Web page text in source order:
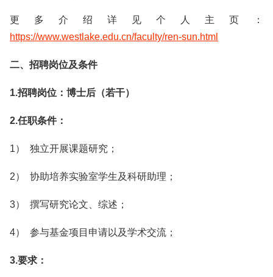
更多介绍详见个人主页：
https://www.westlake.edu.cn/faculty/ren-sun.html
二、招聘岗位及条件
1.招聘岗位：博士后（若干）
2.任职条件：
1） 独立开展课题研究；
2） 协助培养实验室学生及科研助理；
3） 撰写研究论文、综述；
4） 参与基金项目申请以及学术交流；
3.要求：